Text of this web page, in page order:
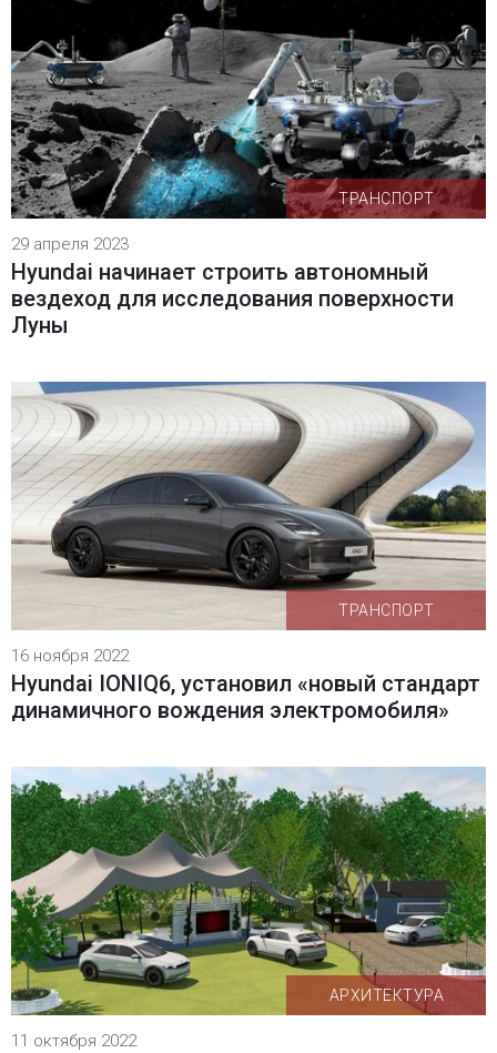
ТРАНСПОРТ
29 апреля 2023
Hyundai начинает строить автономный
вездеход для исследования поверхности
Луны
ТРАНСПОРТ
16 ноября 2022
Hyundai IONIQ6, установил «новый стандарт
динамичного вождения электромобиля»
АРХИТЕКТУРА
11 октября 2022